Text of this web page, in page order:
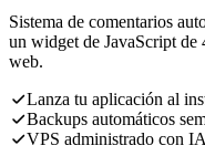
Sistema de comentarios
un widget de JavaScript
web.
Lanza tu aplicación al
Backups automáticos
VPS administrado con IA